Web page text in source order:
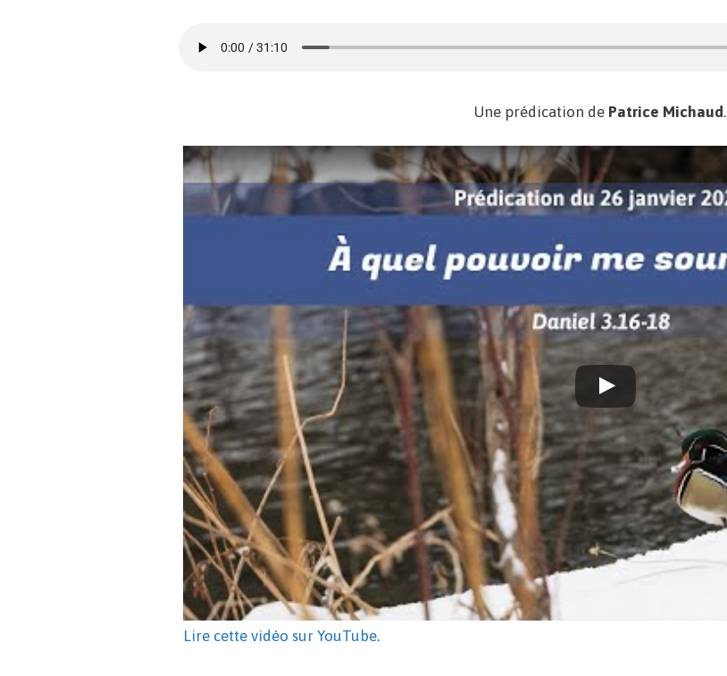
Une prédication de Patrice Michaud.
Lire cette vidéo sur YouTube.